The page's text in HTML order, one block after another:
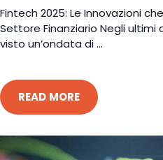
Fintech 2025: Le Innovazioni
Settore Finanziario Negli ultimi
visto un’ondata di ...
READ MORE